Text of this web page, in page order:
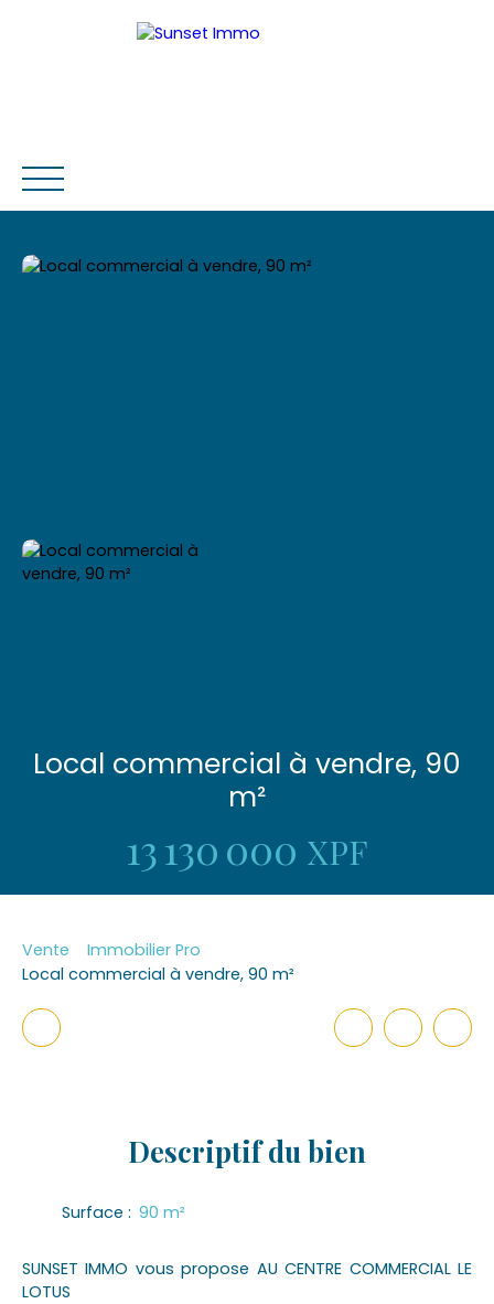
Local commercial à vendre, 90
m²
13 130 000 XPF
Vente
Immobilier Pro
Local commercial à vendre, 90 m²
Descriptifdu bien
Surface : 90 m²
SUNSET IMMO vous propose AU CENTRE COMMERCIAL LE
LOTUS